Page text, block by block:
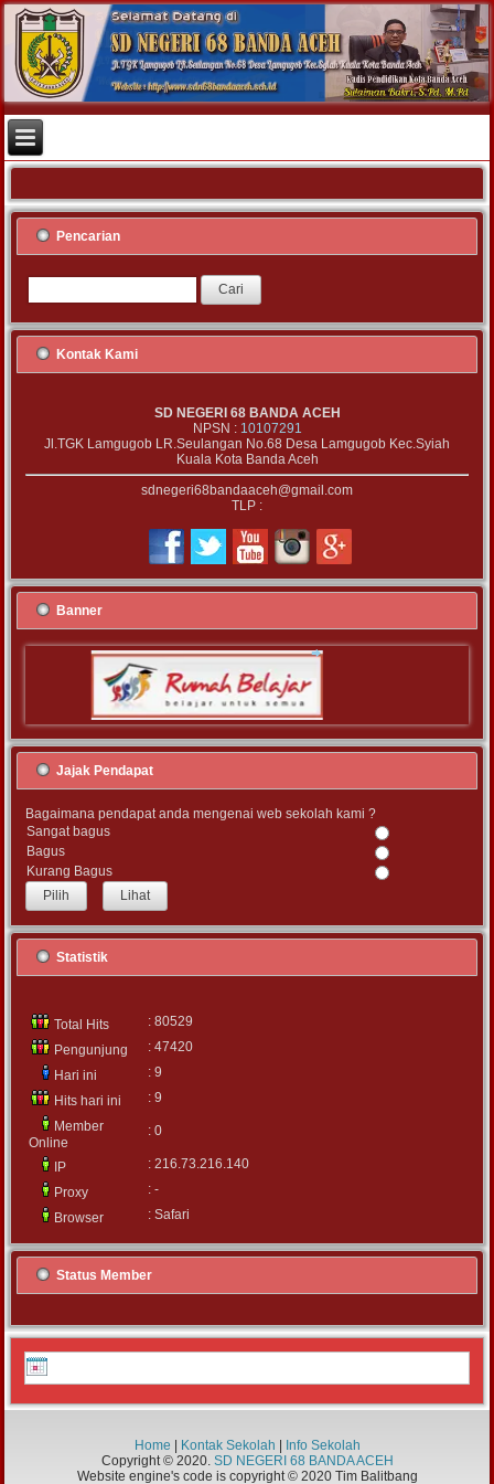
Pencarian
Kontak Kami
SD NEGERI 68 BANDA ACEH
NPSN : 10107291
Jl.TGK Lamgugob LR.Seulangan No.68 Desa Lamgugob Kec.Syiah
Kuala Kota Banda Aceh
sdnegeri68bandaaceh@gmail.com
TLP :
Banner
Jajak Pendapat
Bagaimana pendapat anda mengenai web sekolah kami ?
Sangat bagus
Bagus
Kurang Bagus
Lihat
Statistik
Total Hits
: 80529
Pengunjung
: 47420
Hari ini
: 9
Hits hari ini
: 9
Member
Online
: 0
IP
: 216.73.216.140
Proxy
: -
Browser
: Safari
Status Member
Home Kontak Sekolah
Info Sekolah
Copyright © 2020. SD NEGERI 68 BANDA ACEH
Website engine's code is copyright © 2020 Tim Balitbang